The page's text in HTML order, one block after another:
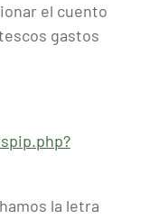
el cuento
gastos
la letra